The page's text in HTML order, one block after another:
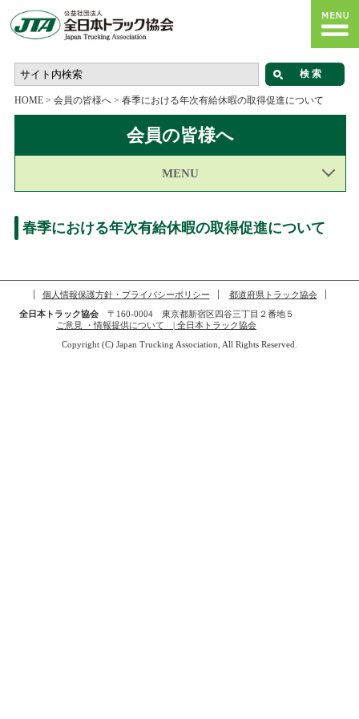
HOME> 会員の皆様へ> 春季における年次有給休暇の取得促進について
会員の皆様へ
MENU
春季における年次有給休暇の取得促進について
個人情報保護方針・プライバシーポリシー
都道府県トラック協会
全日本トラック協会〒160-0004 東京都新宿区四谷三丁目２番地５
ご意見 ・情報提供について | 全日本トラック協会
Copyright (C) Japan Trucking Association, All Rights Reserved.